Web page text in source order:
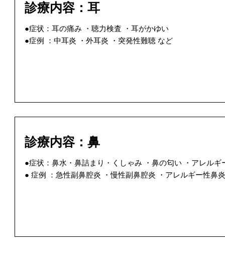
診療内容：耳
●​症状：耳の痛み ・聴力検査 ​・耳がかゆい
●​症例 ：中耳炎 ・外耳炎 ・突発性難聴 など
診療内容：鼻
●症状：鼻水・鼻詰まり・くしゃみ ・鼻の匂い ​・アレルギ
● 症例 ：急性副鼻腔炎 ・慢性副鼻腔炎 ・アレルギー性鼻